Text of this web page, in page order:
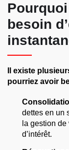
besoin
Il existe
pourriez avoir
dettes en un
la gestion
d’intérêt.